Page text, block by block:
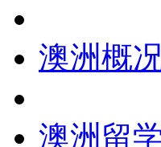
澳洲概
澳洲留